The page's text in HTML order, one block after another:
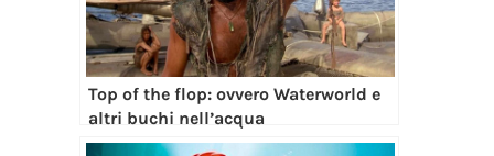
Top of the flop: ovvero Waterworld e
altri buchi nell’acqua